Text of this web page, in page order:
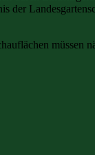
der
müssen